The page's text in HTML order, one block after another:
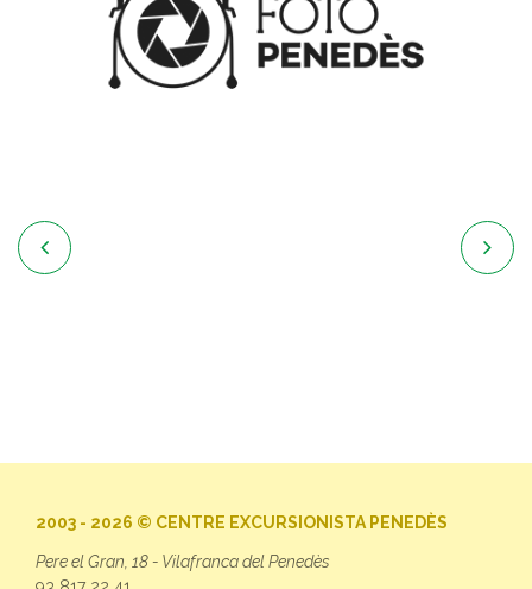
 
2003 - 2026 © CENTRE EXCURSIONISTA PENEDÈS
Pere el Gran, 18 - Vilafranca del Penedès